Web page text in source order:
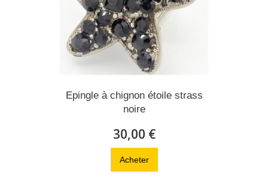
Epingle à chignon étoile strass
noire
30,00 €
Acheter